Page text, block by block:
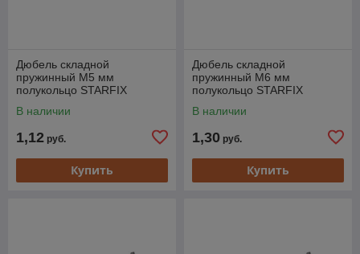
Дюбель складной
пружинный М5 мм
полукольцо STARFIX
В наличии
1,12 руб.
Купить
Дюбель складной
пружинный М6 мм
полукольцо STARFIX
В наличии
1,30 руб.
Купить